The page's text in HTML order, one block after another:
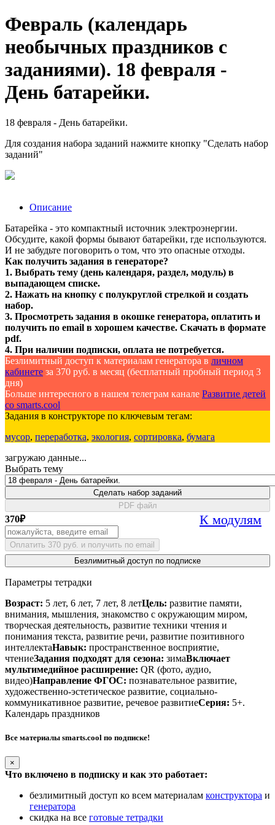
Февраль (календарь
необычных праздников с
заданиями). 18 февраля -
День батарейки.
18 февраля - День батарейки.
Для создания набора заданий нажмите кнопку "Сделать набор
заданий"
Описание
Батарейка - это компактный источник электроэнергии.
Обсудите, какой формы бывают батарейки, где используются.
И не забудьте поговорить о том, что это опасные отходы.
Как получить задания в генераторе?
1. Выбрать тему (день календаря, раздел, модуль) в
выпадающем списке.
2. Нажать на кнопку с полукруглой стрелкой и создать
набор.
3. Просмотреть задания в окошке генератора, оплатить и
получить по email в хорошем качестве. Скачать в формате
pdf.
4. При наличии подписки, оплата не потребуется.
Безлимитный доступ к материалам генератора в личном
кабинете за 370 руб. в месяц (бесплатный пробный период 3
дня)
Больше интересного в нашем телеграм канале Развитие детей
со smarts.cool
Задания в конструкторе по ключевым тегам:
мусор, переработка, экология, сортировка, бумага
загружаю данные...
Выбрать тему
Сделать набор заданий
PDF файл
370₽ К модулям
Оплатить 370 руб. и получить по email
Безлимитный доступ по подписке
Параметры тетрадки
Возраст: 5 лет, 6 лет, 7 лет, 8 летЦель: развитие памяти,
внимания, мышления, знакомство с окружающим миром,
творческая деятельность, развитие техники чтения и
понимания текста, развитие речи, развитие позитивного
интеллектаНавык: пространственное восприятие,
чтениеЗадания подходят для сезона: зимаВключает
мультимедийное расширение: QR (фото, аудио,
видео)Направление ФГОС: познавательное развитие,
художественно-эстетическое развитие, социально-
коммуникативное развитие, речевое развитиеСерия: 5+.
Календарь праздников
Все материалы smarts.cool по подписке!
×
Что включено в подписку и как это работает:
безлимитный доступ ко всем материалам конструктора и
генератора
скидка на все готовые тетрадки